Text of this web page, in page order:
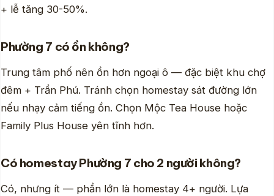
+ lễ tăng 30-50%.
Phường 7 có ồn không?
Trung tâm phố nên ồn hơn ngoại ô — đặc biệt khu chợ
đêm + Trần Phú. Tránh chọn homestay sát đường lớn
nếu nhạy cảm tiếng ồn. Chọn Mộc Tea House hoặc
Family Plus House yên tĩnh hơn.
Có homestay Phường 7 cho 2 người không?
Có, nhưng ít — phần lớn là homestay 4+ người. Lựa